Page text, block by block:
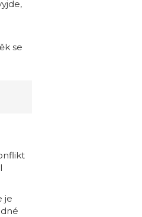
se
je